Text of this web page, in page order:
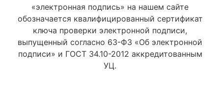
«электронная подпись» на нашем сайте
обозначается квалифицированный сертификат
ключа проверки электронной подписи,
выпущенный согласно 63-ФЗ «Об электронной
подписи» и ГОСТ 34.10-2012 аккредитованным
УЦ.